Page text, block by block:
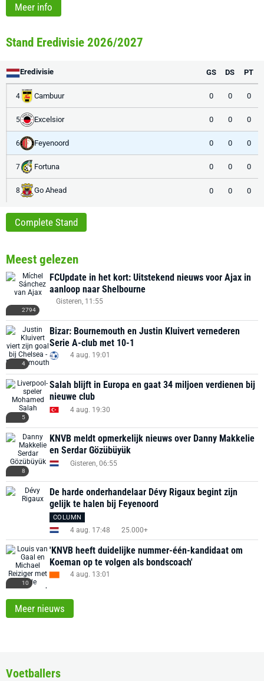
Meer info
Stand Eredivisie 2026/2027
Eredivisie GS DS PT
4 Cambuur 0 0 0
5 Excelsior 0 0 0
6 Feyenoord 0 0 0
7 Fortuna 0 0 0
8 Go Ahead 0 0 0
Complete Stand
Meest gelezen
2794
FCUpdate in het kort: Uitstekend nieuws voor Ajax in
aanloop naar Shelbourne
Gisteren, 11:55
4
Bizar: Bournemouth en Justin Kluivert vernederen
Serie A-club met 10-1
4 aug. 19:01
5
Salah blijft in Europa en gaat 34 miljoen verdienen bij
nieuwe club
4 aug. 19:30
8
KNVB meldt opmerkelijk nieuws over Danny Makkelie
en Serdar Gözübüyük
Gisteren, 06:55
De harde onderhandelaar Dévy Rigaux begint zijn
gelijk te halen bij Feyenoord
COLUMN
4 aug. 17:48 25.000+
10
'KNVB heeft duidelijke nummer-één-kandidaat om
Koeman op te volgen als bondscoach'
4 aug. 13:01
Meer nieuws
Voetballers